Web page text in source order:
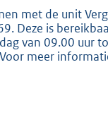
met de unit
Deze is
van 09.00 uur
meer